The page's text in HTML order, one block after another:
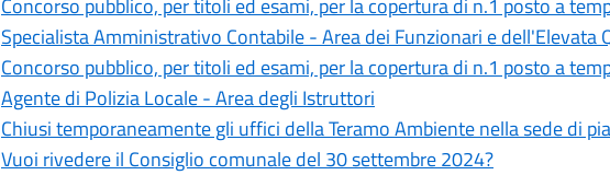
Concorso pubblico, per titoli ed esami, per la copertura di n.1 posto a
Specialista Amministrativo Contabile - Area dei Funzionari e dell'Elevata
Concorso pubblico, per titoli ed esami, per la copertura di n.1 posto a
Agente di Polizia Locale - Area degli Istruttori
Chiusi temporaneamente gli uffici della Teramo Ambiente nella sede di
Vuoi rivedere il Consiglio comunale del 30 settembre 2024?